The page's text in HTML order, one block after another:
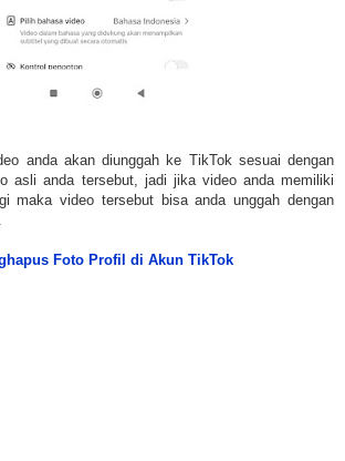
anda akan diunggah ke TikTok sesuai dengan
asli anda tersebut, jadi jika video anda memiliki
maka video tersebut bisa anda unggah dengan
Foto Profil di Akun TikTok